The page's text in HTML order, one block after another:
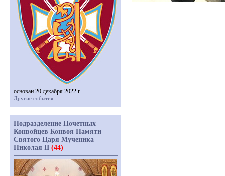
основан 20 декабря 2022 г.
Другие события
Подразделение Почетных
Конвойцев Конвоя Памяти
Святого Царя Мученика
Николая II (44)